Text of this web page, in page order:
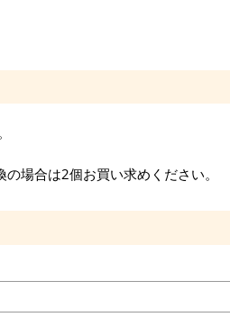
場合は2個お買い求めください。